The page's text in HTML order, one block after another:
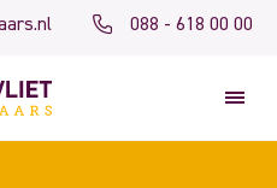
088 - 618 00 00